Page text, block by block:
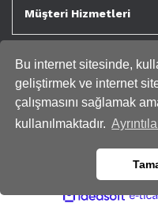
Bu internet sitesinde,
geliştirmek ve internet
çalışmasını sağlamak
kullanılmaktadır.
Müşteri Hizmetleri
Tüm kredi kartı bilgileriniz
Genispencere.com Tüm Hakları